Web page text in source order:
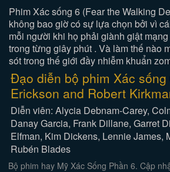
Phim Xác sống 6 (Fear the Walking
không bao giờ có sự lựa chọn bởi vì
mỗi người khi họ phải giành giật
trong từng giây phút . Và làm thế nào
sót trong thế giới đầy nhiễm khuẩn
Đạo diễn bộ phim Xác sống
Erickson and Robert
Diễn viên: Alycia Debnam-Carey,
Danay Garcia, Frank Dillane, Garret
Elfman, Kim Dickens, Lennie James,
Rubén Blades
Bộ phim hay Mỹ Xác Sống Phần 6. Cập